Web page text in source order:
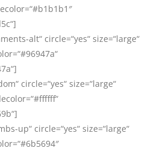
alt“ circle=“yes“ size=“large“
circle=“yes“ size=“large“
up“ circle=“yes“ size=“large“